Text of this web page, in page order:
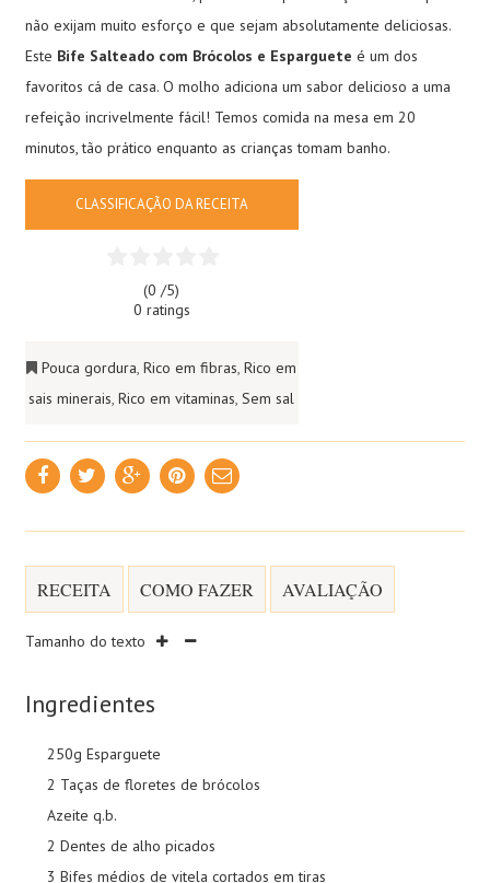
não exijam muito esforço e que sejam absolutamente deliciosas.
Este Bife Salteado com Brócolos e Esparguete é um dos
favoritos cá de casa. O molho adiciona um sabor delicioso a uma
refeição incrivelmente fácil! Temos comida na mesa em 20
minutos, tão prático enquanto as crianças tomam banho.
CLASSIFICAÇÃO DA RECEITA
(0 /5)
0 ratings
Pouca gordura,Rico em fibras,Rico em
sais minerais,Rico em vitaminas,Sem sal
RECEITA COMO FAZER AVALIAÇÃO
Tamanho do texto
Ingredientes
250g Esparguete
2 Taças de floretes de brócolos
Azeite q.b.
2 Dentes de alho picados
3 Bifes médios de vitela cortados em tiras